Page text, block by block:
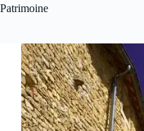
Patrimoine